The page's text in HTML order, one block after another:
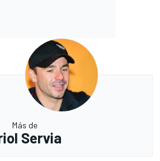
Más de
Servia